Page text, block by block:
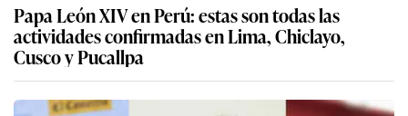
Papa León XIV en Perú: estas son todas las
actividades confirmadas en Lima, Chiclayo,
Cusco y Pucallpa